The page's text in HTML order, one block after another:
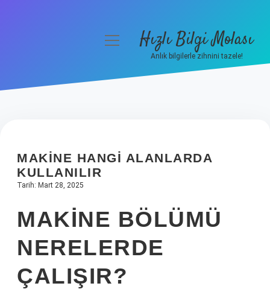
Hakkımızda
menüyüHızlı Bilgi Molası
Anlık bilgilerle zihnini tazele!
MAKINE HANGI ALANLARDA
KULLANILIR
Tarih: Mart 28, 2025
MAKINE BÖLÜMÜ
NERELERDE
ÇALIŞIR?